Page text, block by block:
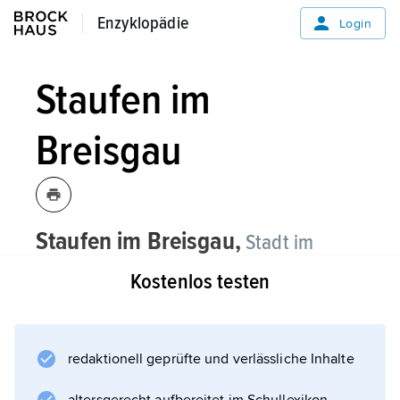
Enzyklopädie
Enzyklopädie Login
Staufen im
Breisgau
Staufen im Breisgau, Stadt im
Landkreis Breisgau-Hochschwarzwald,
Baden-Württemberg, 288 m über dem
Münstertals aus dem südlichen
Schwarzwald, 7 700 Einwohner;
Kostenlos testen
redaktionell geprüfte und verlässliche Inhalte